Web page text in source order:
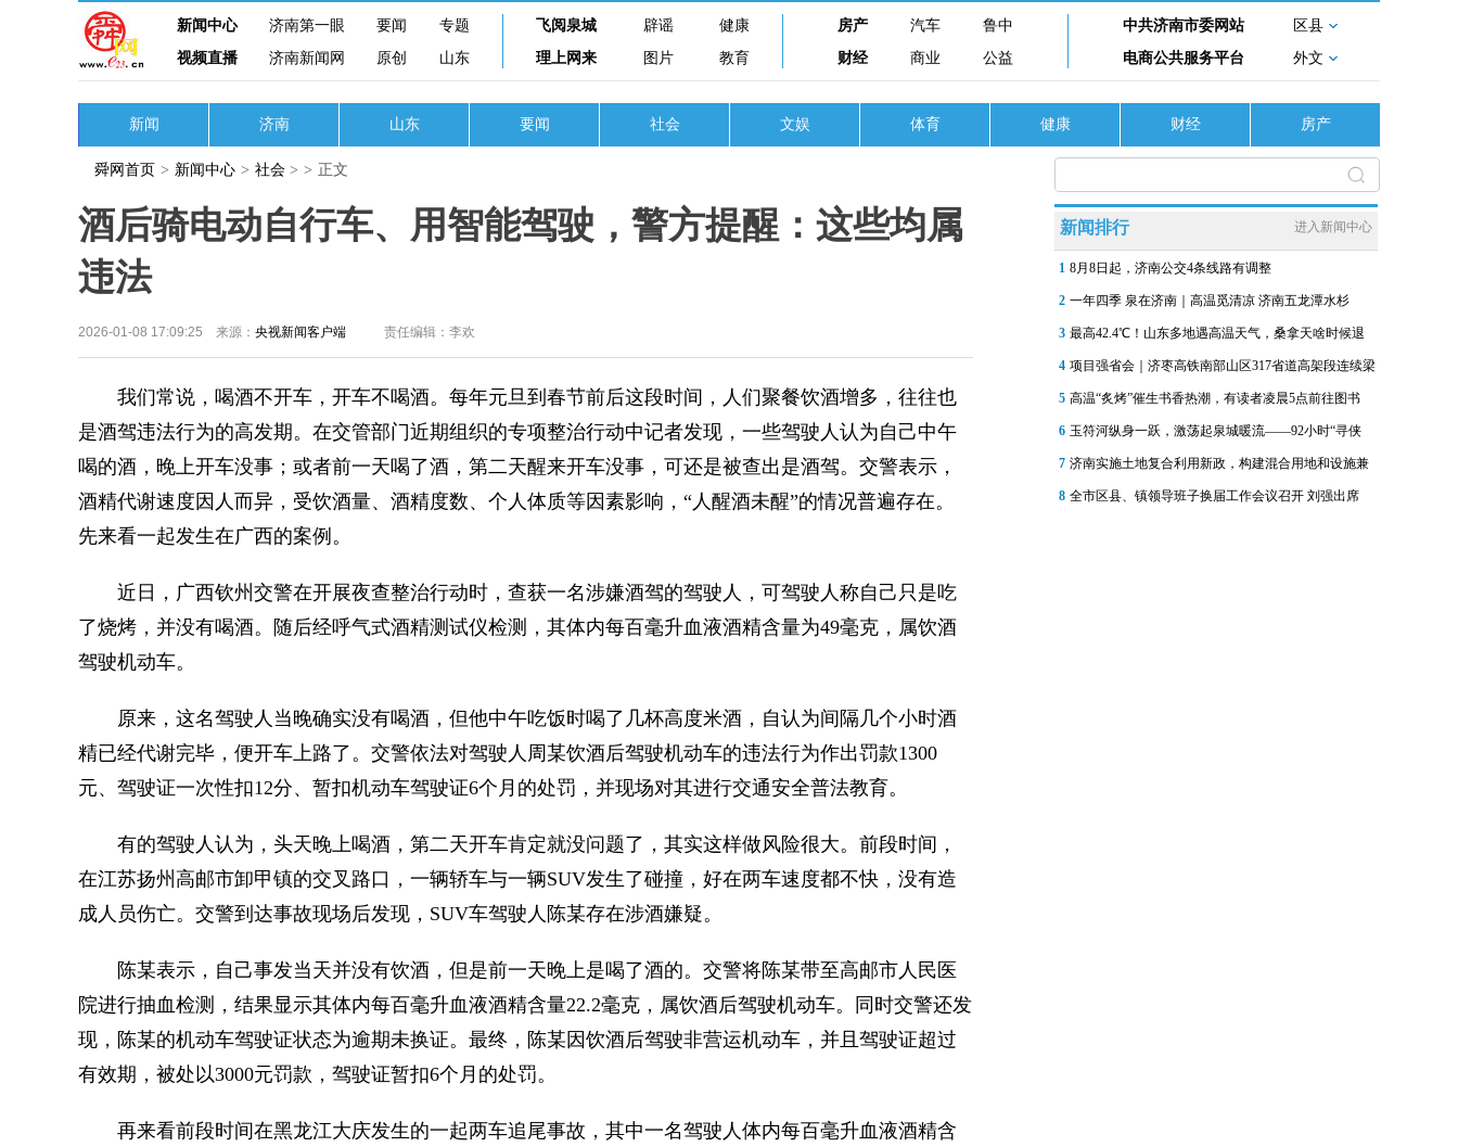
新闻中心 济南第一眼 要闻
专题
视频直播
济南新闻网 原创 山东
飞阅泉城 辟谣
健康
理上网来
图片 教育
房产 汽车
鲁中
财经
商业 公益
中共济南市委网站
区县
电商公共服务平台
外文
新闻 济南 山东 要闻 社会 文娱 体育 健康 财经 房产
舜网首页 > 新闻中心 > 社会 > > 正文
酒后骑电动自行车、用智能驾驶，警方提醒：这些均属
违法
2026-01-08 17:09:25 来源： 央视新闻客户端 责任编辑：李欢
我们常说，喝酒不开车，开车不喝酒。每年元旦到春节前后这段时间，人们聚餐饮酒增多，往往也
是酒驾违法行为的高发期。在交管部门近期组织的专项整治行动中记者发现，一些驾驶人认为自己中午
喝的酒，晚上开车没事；或者前一天喝了酒，第二天醒来开车没事，可还是被查出是酒驾。交警表示，
酒精代谢速度因人而异，受饮酒量、酒精度数、个人体质等因素影响，“人醒酒未醒”的情况普遍存在。
先来看一起发生在广西的案例。
近日，广西钦州交警在开展夜查整治行动时，查获一名涉嫌酒驾的驾驶人，可驾驶人称自己只是吃
了烧烤，并没有喝酒。随后经呼气式酒精测试仪检测，其体内每百毫升血液酒精含量为49毫克，属饮酒
驾驶机动车。
原来，这名驾驶人当晚确实没有喝酒，但他中午吃饭时喝了几杯高度米酒，自认为间隔几个小时酒
精已经代谢完毕，便开车上路了。交警依法对驾驶人周某饮酒后驾驶机动车的违法行为作出罚款1300
元、驾驶证一次性扣12分、暂扣机动车驾驶证6个月的处罚，并现场对其进行交通安全普法教育。
有的驾驶人认为，头天晚上喝酒，第二天开车肯定就没问题了，其实这样做风险很大。前段时间，
在江苏扬州高邮市卸甲镇的交叉路口，一辆轿车与一辆SUV发生了碰撞，好在两车速度都不快，没有造
成人员伤亡。交警到达事故现场后发现，SUV车驾驶人陈某存在涉酒嫌疑。
陈某表示，自己事发当天并没有饮酒，但是前一天晚上是喝了酒的。交警将陈某带至高邮市人民医
院进行抽血检测，结果显示其体内每百毫升血液酒精含量22.2毫克，属饮酒后驾驶机动车。同时交警还发
现，陈某的机动车驾驶证状态为逾期未换证。最终，陈某因饮酒后驾驶非营运机动车，并且驾驶证超过
有效期，被处以3000元罚款，驾驶证暂扣6个月的处罚。
再来看前段时间在黑龙江大庆发生的一起两车追尾事故，其中一名驾驶人体内每百毫升血液酒精含
新闻排行 进入新闻中心
1 8月8日起，济南公交4条线路有调整
2 一年四季 泉在济南｜高温觅清凉 济南五龙潭水杉
3 最高42.4℃！山东多地遇高温天气，桑拿天啥时候退
4 项目强省会｜济枣高铁南部山区317省道高架段连续梁
5 高温“炙烤”催生书香热潮，有读者凌晨5点前往图书
6 玉符河纵身一跃，激荡起泉城暖流——92小时“寻侠
7 济南实施土地复合利用新政，构建混合用地和设施兼
8 全市区县、镇领导班子换届工作会议召开 刘强出席